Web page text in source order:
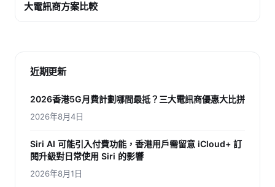
大電訊商方案比較
近期更新
2026香港5G月費計劃哪間最抵？三大電訊商優惠大比拼
2026年8月4日
Siri AI 可能引入付費功能，香港用戶需留意 iCloud+ 訂
閱升級對日常使用 Siri 的影響
2026年8月1日